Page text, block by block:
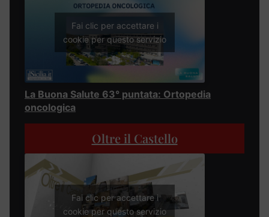
Fai clic per accettare i
cookie per questo servizio
La Buona Salute 63° puntata: Ortopedia
oncologica
Oltre il Castello
Fai clic per accettare i
cookie per questo servizio